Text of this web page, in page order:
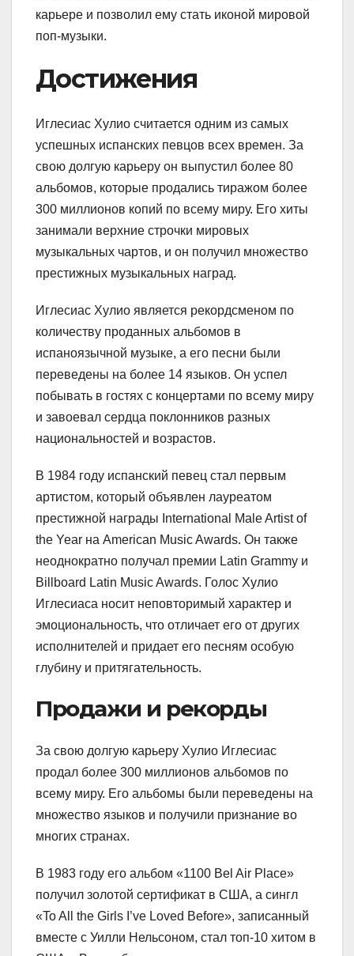
карьере и позволил ему стать иконой мировой
поп-музыки.
Достижения
Иглесиас Хулио считается одним из самых
успешных испанских певцов всех времен. За
свою долгую карьеру он выпустил более 80
альбомов, которые продались тиражом более
300 миллионов копий по всему миру. Его хиты
занимали верхние строчки мировых
музыкальных чартов, и он получил множество
престижных музыкальных наград.
Иглесиас Хулио является рекордсменом по
количеству проданных альбомов в
испаноязычной музыке, а его песни были
переведены на более 14 языков. Он успел
побывать в гостях с концертами по всему миру
и завоевал сердца поклонников разных
национальностей и возрастов.
В 1984 году испанский певец стал первым
артистом, который объявлен лауреатом
престижной награды International Male Artist of
the Year на American Music Awards. Он также
неоднократно получал премии Latin Grammy и
Billboard Latin Music Awards. Голос Хулио
Иглесиаса носит неповторимый характер и
эмоциональность, что отличает его от других
исполнителей и придает его песням особую
глубину и притягательность.
Продажи и рекорды
За свою долгую карьеру Хулио Иглесиас
продал более 300 миллионов альбомов по
всему миру. Его альбомы были переведены на
множество языков и получили признание во
многих странах.
В 1983 году его альбом «1100 Bel Air Place»
получил золотой сертификат в США, а сингл
«To All the Girls I’ve Loved Before», записанный
вместе с Уилли Нельсоном, стал топ-10 хитом в